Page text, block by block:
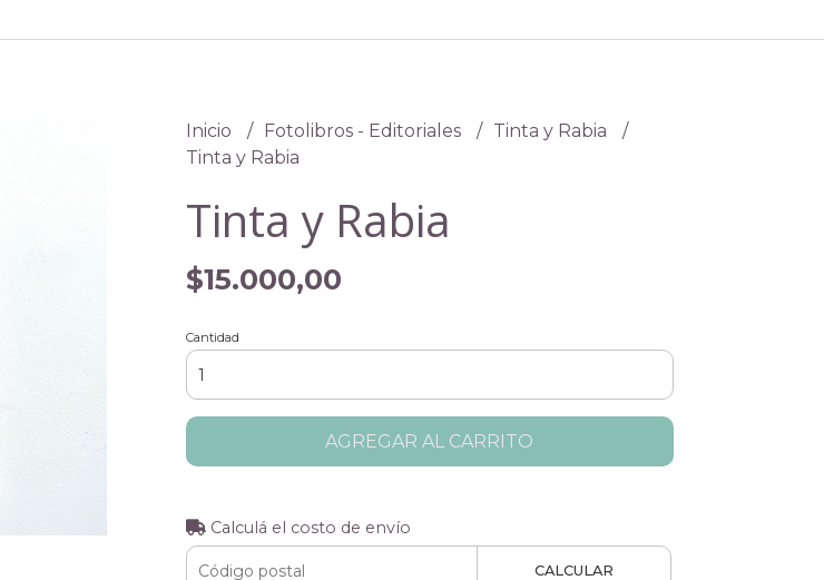
Inicio Fotolibros - Editoriales
Tinta y Rabia
Tinta y Rabia
Tinta y Rabia
$15.000,00
Cantidad
AGREGAR AL CARRITO
Calculá el costo de envío
CALCULAR